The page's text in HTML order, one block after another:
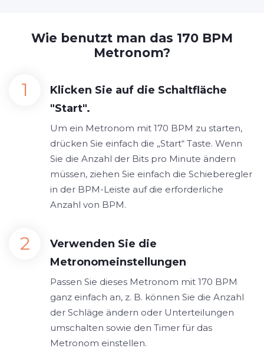
Wie benutzt man das 170 BPM
Metronom?
Klicken Sie auf die Schaltfläche
"Start".
Um ein Metronom mit 170 BPM zu starten,
drücken Sie einfach die „Start“ Taste. Wenn
Sie die Anzahl der Bits pro Minute ändern
müssen, ziehen Sie einfach die Schieberegler
in der BPM-Leiste auf die erforderliche
Anzahl von BPM.
Verwenden Sie die
Metronomeinstellungen
Passen Sie dieses Metronom mit 170 BPM
ganz einfach an, z. B. können Sie die Anzahl
der Schläge ändern oder Unterteilungen
umschalten sowie den Timer für das
Metronom einstellen.